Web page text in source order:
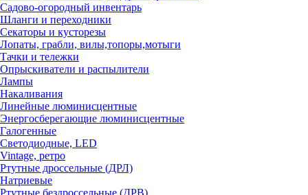
Садово-огородный инвентарь
Шланги и переходники
Секаторы и кусторезы
Лопаты, грабли, вилы,топоры,мотыги
Тачки и тележки
Опрыскиватели и распылители
Лампы
Накаливания
Линейные люминисцентные
Энергосберегающие люминисцентные
Галогенные
Светодиодные, LED
Vintage, ретро
Ртутные дроссельные (ДРЛ)
Натриевые
Ртутные бездроссельные (ДРВ)